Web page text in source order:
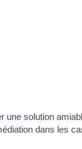
une solution
dans les